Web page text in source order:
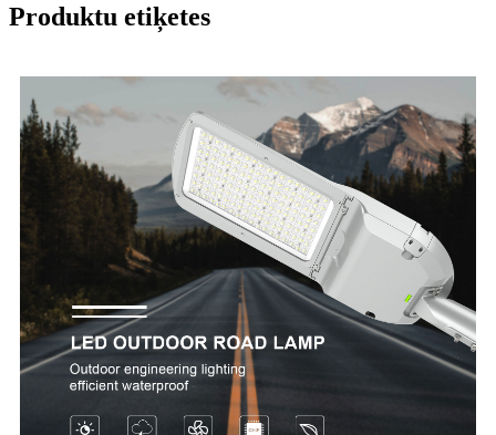
Produktu etiķetes